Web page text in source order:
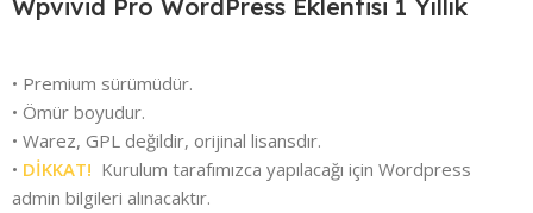
Wpvivid Pro WordPress Eklentisi 1 Yıllık
• Premium sürümüdür.
• Ömür boyudur.
• Warez, GPL değildir, orijinal lisansdır.
• DİKKAT! Kurulum tarafımızca yapılacağı için Wordpress
admin bilgileri alınacaktır.